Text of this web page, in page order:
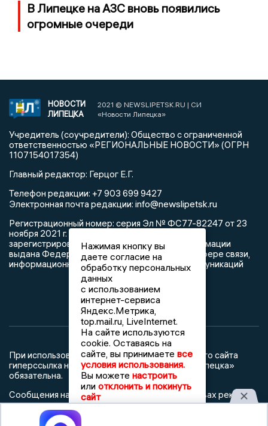
В Липецке на АЗС вновь появились
огромные очереди
НОВОСТИ
ЛИПЕЦКА
2021 © NEWSLIPETSK.RU | СИ
«Новости Липецка»
Учредитель (соучредители): Общество с ограниченной
ответственностью «РЕГИОНАЛЬНЫЕ НОВОСТИ» (ОГРН
1107154017354)
Главный редактор: Герцог Е.Г.
Телефон редакции: +7 903 699 9427
Электронная почта редакции: info@newslipetsk.ru
Регистрационный номер: серия Эл № ФС77-82247 от 23
ноября 2021 г. согласно выписке из реестра
зарегистрированных средств массовой информации
выдана Федеральной службой по надзору в сфере связи,
информационных технологий и массовых коммуникаций
При использовании любого материала с данного сайта
гиперссылка на Сетевое издание «Новости Липецка»
обязательна.
Сообщения на сером фоне размещены на правах рекламы
Написать директору в телеграм
Нажимая кнопку вы
даете согласие на
обработку персональных
данных
с использованием
интернет-сервиса
Яндекс.Метрика,
top.mail.ru, LiveInternet.
На сайте используются
cookie. Оставаясь на
сайте, вы принимаете все
условия использования.
Вы можете настроить
или отклонить и покинуть
сайт